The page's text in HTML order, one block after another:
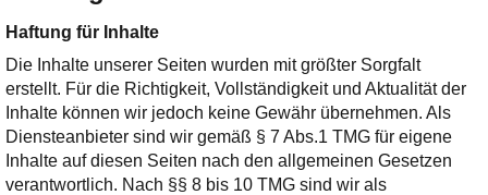
Haftung für Inhalte
Die Inhalte unserer Seiten wurden mit größter Sorgfalt
erstellt. Für die Richtigkeit, Vollständigkeit und Aktualität der
Inhalte können wir jedoch keine Gewähr übernehmen. Als
Diensteanbieter sind wir gemäß § 7 Abs.1 TMG für eigene
Inhalte auf diesen Seiten nach den allgemeinen Gesetzen
verantwortlich. Nach §§ 8 bis 10 TMG sind wir als